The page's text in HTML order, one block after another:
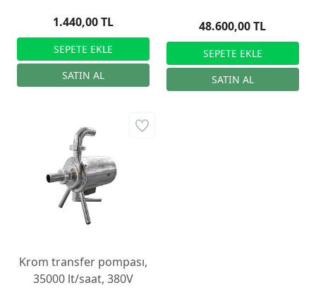
1.440,00 TL 48.600,00 TL
Krom transfer pompası,
35000 lt/saat, 380V